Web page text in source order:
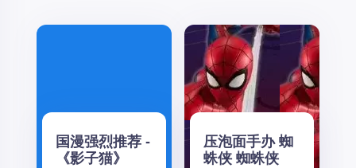
国漫强烈推荐 -
《影子猫》
压泡面手办 蜘
蛛侠 蜘蛛侠